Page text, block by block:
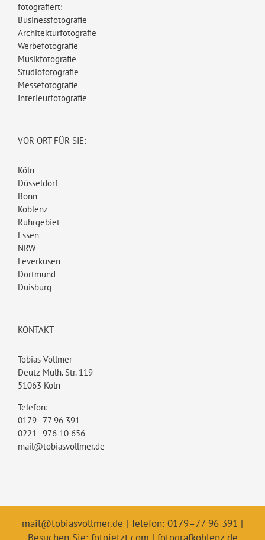
fotografiert:
Businessfotografie
Architekturfotografie
Werbefotografie
Musikfotografie
Studiofotografie
Messefotografie
Interieurfotografie
VOR ORT FÜR SIE:
Köln
Düsseldorf
Bonn
Koblenz
Ruhrgebiet
Essen
NRW
Leverkusen
Dortmund
Duisburg
KONTAKT
Tobias Vollmer
Deutz-Mülh.-Str. 119
51063 Köln
Telefon:
0179–77 96 391
0221–976 10 656
mail@tobiasvollmer.de
mail@tobiasvollmer.de | Telefon: 0179–77 96 391 |